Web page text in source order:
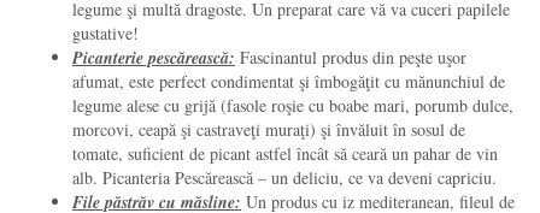
legume şi multă dragoste. Un preparat care vă va cuceri papilele
gustative!
Picanterie pescărească: Fascinantul produs din peşte uşor
afumat, este perfect condimentat şi îmbogăţit cu mănunchiul de
legume alese cu grijă (fasole roşie cu boabe mari, porumb dulce,
morcovi, ceapă şi castraveţi muraţi) şi învăluit în sosul de
tomate, suficient de picant astfel încât să ceară un pahar de vin
alb. Picanteria Pescărească – un deliciu, ce va deveni capriciu.
File păstrăv cu măsline: Un produs cu iz mediteranean, fileul de